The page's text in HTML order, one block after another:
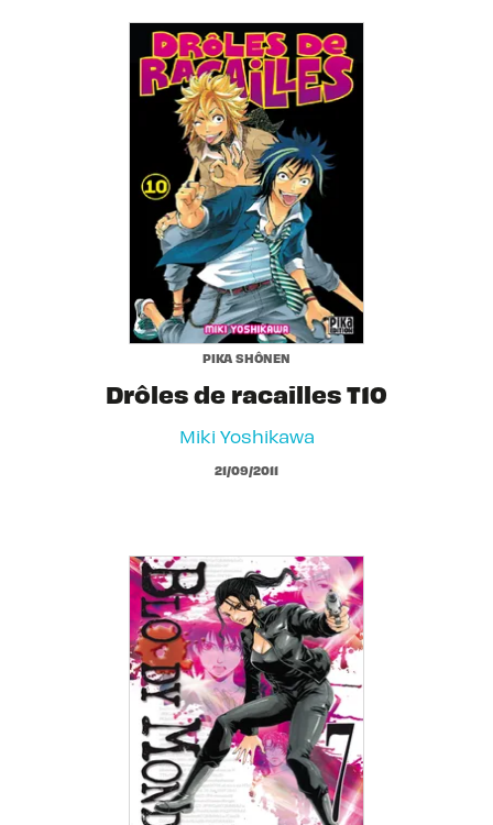
PIKA SHÔNEN
Drôles de racailles T10
Miki Yoshikawa
21/09/2011